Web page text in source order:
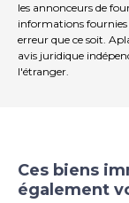
les annonceurs de
informations
erreur que ce soit.
avis juridique
l'étranger.
Ces biens
également